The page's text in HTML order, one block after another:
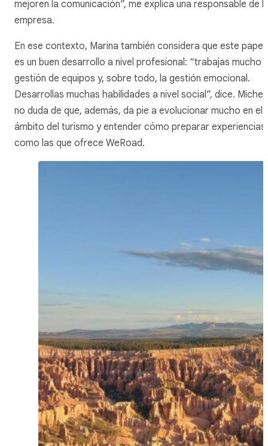
mejoren la comunicación”, me explica una responsable de
empresa.
En ese contexto, Marina también considera que este papel
es un buen desarrollo a nivel profesional: “trabajas mucho
gestión de equipos y, sobre todo, la gestión emocional.
Desarrollas muchas habilidades a nivel social”, dice.
no duda de que, además, da pie a evolucionar mucho en el
ámbito del turismo y entender cómo preparar experiencias
como las que ofrece WeRoad.